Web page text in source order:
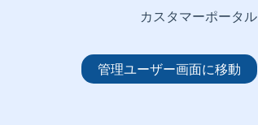
カスタマーポータル
管理ユーザー画面に移動